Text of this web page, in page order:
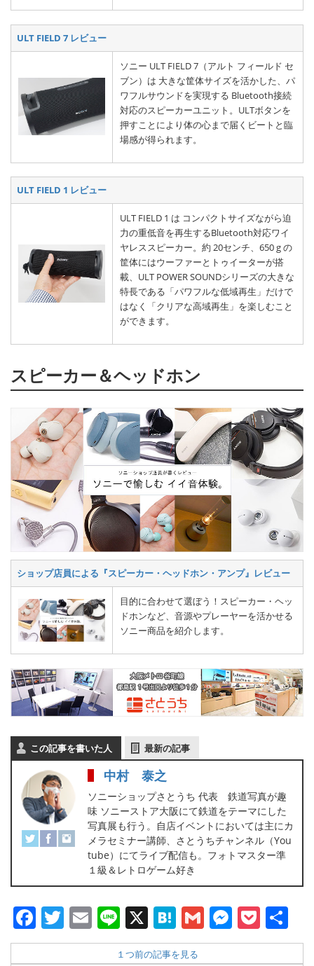
ULT FIELD 7 レビュー
ソニー ULT FIELD 7（アルト フィールド セ
ブン）は 大きな筐体サイズを活かした、パ
ワフルサウンドを実現する Bluetooth接続
対応のスピーカーユニット。ULTボタンを
押すことにより体の心まで届くビートと臨
場感が得られます。
ULT FIELD 1 レビュー
ULT FIELD 1 は コンパクトサイズながら迫
力の重低音を再生するBluetooth対応ワイ
ヤレススピーカー。約 20センチ、650 g の
筐体にはウーファーとトゥイーターが搭
載、ULT POWER SOUNDシリーズの大きな
特長である「パワフルな低域再生」だけで
はなく「クリアな高域再生」を楽しむこと
ができます。
スピーカー＆ヘッドホン
ショップ店員による『スピーカー・ヘッドホン・アンプ』レビュー
目的に合わせて選ぼう！スピーカー・ヘッ
ドホンなど、音源やプレーヤーを活かせる
ソニー商品を紹介します。
この記事を書いた人 最新の記事
中村 泰之
ソニーショップさとうち 代表 鉄道写真が趣
味 ソニーストア大阪にて鉄道をテーマにした
写真展も行う。自店イベントにおいては主にカ
メラセミナー講師、さとうちチャンネル（You
tube）にてライブ配信も。フォトマスター準
１級＆レトロゲーム好き
Facebook
Twitter
Email
Line
X Hatena
Gmail
有
１つ前の記事を見る